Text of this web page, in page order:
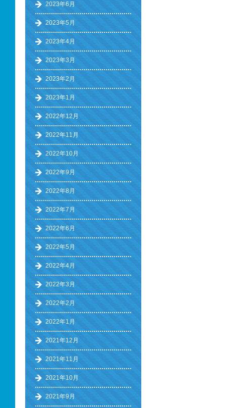
2023年6月
2023年5月
2023年4月
2023年3月
2023年2月
2023年1月
2022年12月
2022年11月
2022年10月
2022年9月
2022年8月
2022年7月
2022年6月
2022年5月
2022年4月
2022年3月
2022年2月
2022年1月
2021年12月
2021年11月
2021年10月
2021年9月